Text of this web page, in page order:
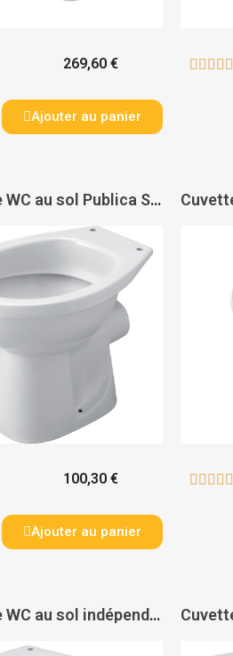
269,60 €
Ajouter au panier
    
Cuvette WC au sol Publica SH - GEBERIT
100,30 €
Ajouter au panier
    
Cuvette WC au sol indépendante Publica SV - GEBERIT